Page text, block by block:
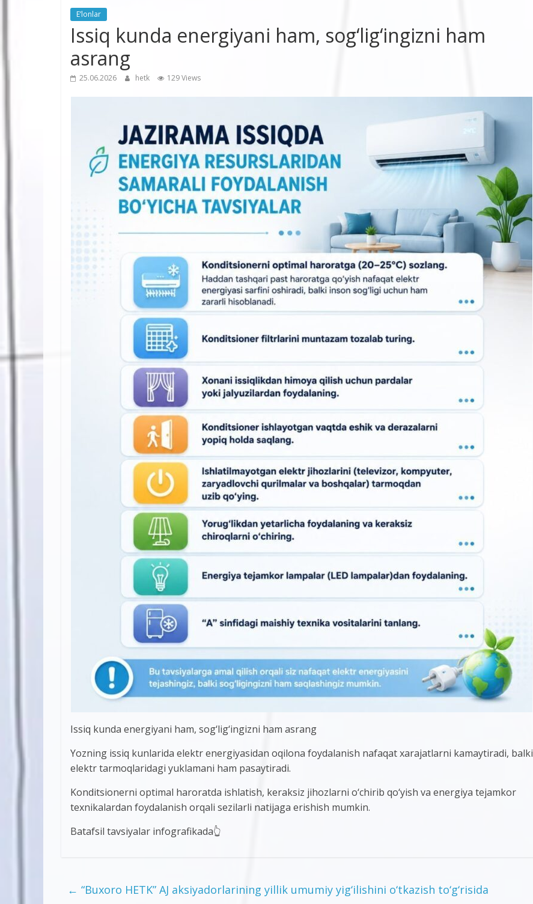
E’lonlar
Issiq kunda energiyani ham, sog‘lig‘ingizni ham
asrang
25.06.2026 hetk 129 Views
Issiq kunda energiyani ham, sog‘lig‘ingizni ham asrang
Yozning issiq kunlarida elektr energiyasidan oqilona foydalanish nafaqat xarajatlarni kamaytiradi, balki
elektr tarmoqlaridagi yuklamani ham pasaytiradi.
Konditsionerni optimal haroratda ishlatish, keraksiz jihozlarni o‘chirib qo‘yish va energiya tejamkor
texnikalardan foydalanish orqali sezilarli natijaga erishish mumkin.
Batafsil tavsiyalar infografikada👆
← “Buxoro HETK” AJ aksiyadorlarining yillik umumiy yig‘ilishini o‘tkazish to‘g‘risida